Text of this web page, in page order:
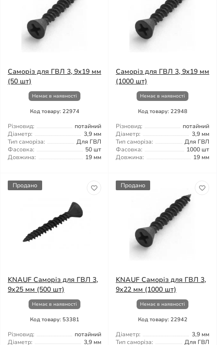
Саморіз для ГВЛ 3, 9x19 мм
(50 шт)
Немає в наявності
Код товару: 22974
Різновид:
потайний
Діаметр:
3,9 мм
Тип саморіза:
Для ГВЛ
Фасовка:
50 шт
Довжина:
19 мм
Саморіз для ГВЛ 3, 9x19 мм
(1000 шт)
Немає в наявності
Код товару: 22948
Різновид:
потайний
Діаметр:
3,9 мм
Тип саморіза:
Для ГВЛ
Фасовка:
1000 шт
Довжина:
19 мм
Продано
KNAUF Саморіз для ГВЛ 3,
9x25 мм (500 шт)
Немає в наявності
Код товару: 53381
Різновид:
потайний
Діаметр:
3,9 мм
Продано
KNAUF Саморіз для ГВЛ 3,
9x22 мм (1000 шт)
Немає в наявності
Код товару: 22942
Діаметр:
3,9 мм
Тип саморіза:
Для ГВЛ